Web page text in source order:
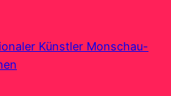
Künstler Monschau-